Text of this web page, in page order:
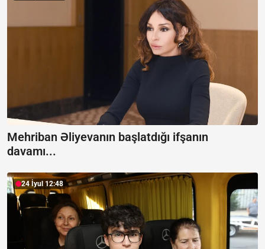
Mehriban Əliyevanın başlatdığı ifşanın
davamı...
24 İyul 12:48